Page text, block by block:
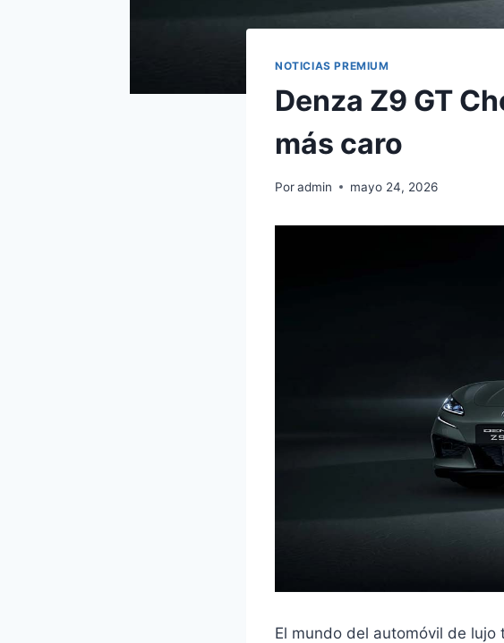
NOTICIAS PREMIUM
Denza Z9 GT
más caro
Poradmin mayo 24, 2026
El mundo del automóvil de lujo